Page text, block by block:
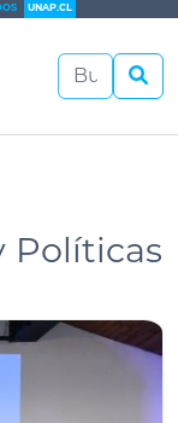
UNAP.CL
Políticas